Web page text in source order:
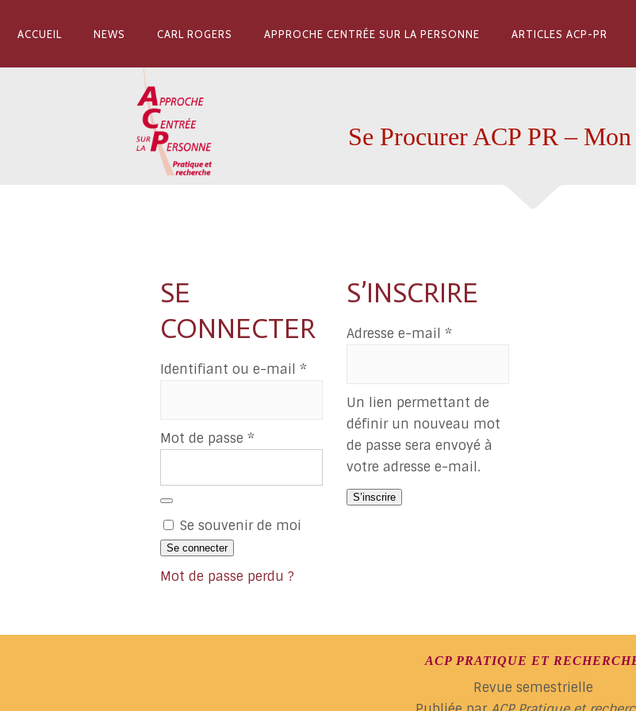
ACCUEIL NEWS CARL ROGERS APPROCHE CENTRÉE SUR LA PERSONNE ARTICLES ACP-PR
Se Procurer ACP PR –
SE
CONNECTER
Identifiant ou e-mail *Obligatoire
Mot de passe *Obligatoire
Se souvenir de moi
Se connecter
Mot de passe perdu ?
S’INSCRIRE
Adresse e-mail *Obligatoire
Un lien permettant de
définir un nouveau mot
de passe sera envoyé à
votre adresse e-mail.
S’inscrire
ACP PRATIQUE ET
Revue semestrielle